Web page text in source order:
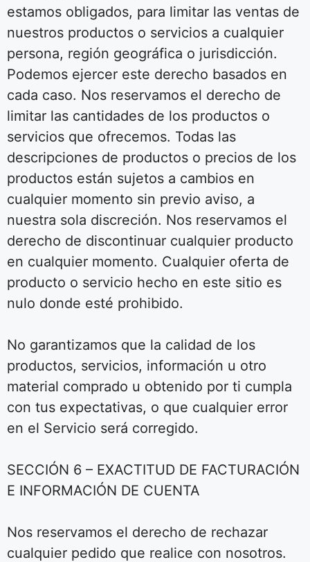
estamos obligados, para limitar las ventas de
nuestros productos o servicios a cualquier
persona, región geográfica o jurisdicción.
Podemos ejercer este derecho basados en
cada caso. Nos reservamos el derecho de
limitar las cantidades de los productos o
servicios que ofrecemos. Todas las
descripciones de productos o precios de los
productos están sujetos a cambios en
cualquier momento sin previo aviso, a
nuestra sola discreción. Nos reservamos el
derecho de discontinuar cualquier producto
en cualquier momento. Cualquier oferta de
producto o servicio hecho en este sitio es
nulo donde esté prohibido.
No garantizamos que la calidad de los
productos, servicios, información u otro
material comprado u obtenido por ti cumpla
con tus expectativas, o que cualquier error
en el Servicio será corregido.
SECCIÓN 6 – EXACTITUD DE FACTURACIÓN
E INFORMACIÓN DE CUENTA
Nos reservamos el derecho de rechazar
cualquier pedido que realice con nosotros.